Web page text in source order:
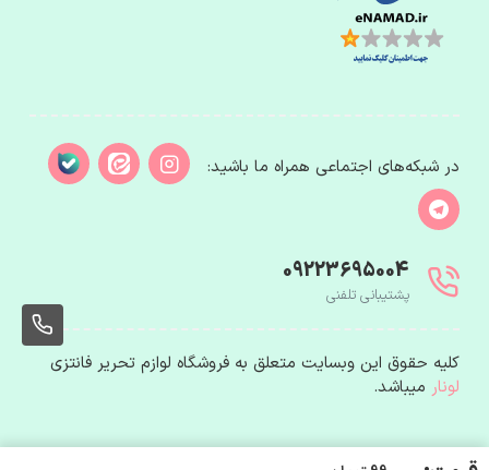
در شبکه‌های اجتماعی همراه ما باشید:
09223695004
پشتیبانی تلفنی
کلیه حقوق این وبسایت متعلق به فروشگاه لوازم تحریر فانتزی
لونار میباشد.